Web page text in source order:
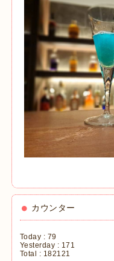
カウンター
Today : 79
Yesterday : 171
Total : 182121